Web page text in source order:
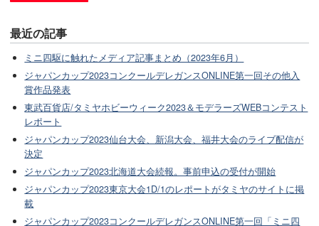
最近の記事
ミニ四駆に触れたメディア記事まとめ（2023年6月）
ジャパンカップ2023コンクールデレガンスONLINE第一回その他入
賞作品発表
東武百貨店/タミヤホビーウィーク2023＆モデラーズWEBコンテスト
レポート
ジャパンカップ2023仙台大会、新潟大会、福井大会のライブ配信が
決定
ジャパンカップ2023北海道大会続報。事前申込の受付が開始
ジャパンカップ2023東京大会1D/1のレポートがタミヤのサイトに掲
載
ジャパンカップ2023コンクールデレガンスONLINE第一回「ミニ四